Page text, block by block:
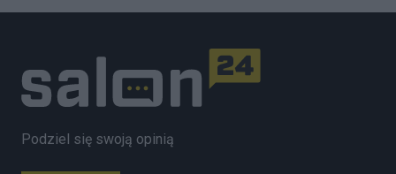
Podziel się swoją opinią